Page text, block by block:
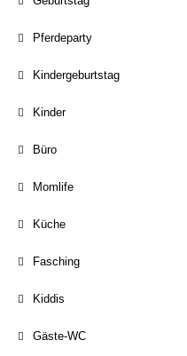
Pferdeparty
Kindergeburtstag
Kinder
Büro
Momlife
Küche
Fasching
Kiddis
Gäste-WC